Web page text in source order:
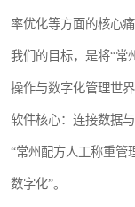
率优化等方面的核心痛
我们的目标，是将“常
操作与数字化管理世界
软件核心：连接数据
“常州配方人工称重管
数字化”。